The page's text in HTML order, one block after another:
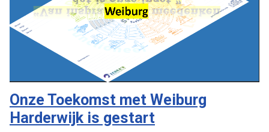
Onze Toekomst met Weiburg
Harderwijk is gestart